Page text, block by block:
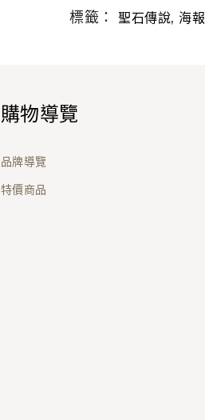
標籤：聖石傳說, 海報
購物導覽
品牌導覽
特價商品